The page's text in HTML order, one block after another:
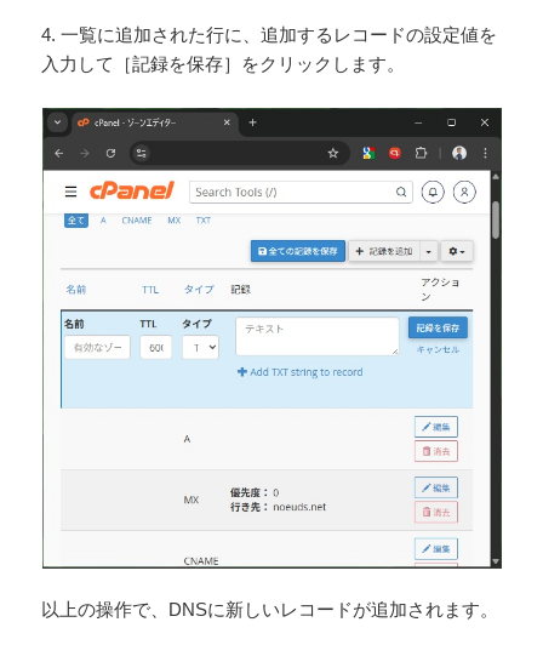
4. 一覧に追加された行に、追加するレコードの設定値を
入力して［記録を保存］をクリックします。
以上の操作で、DNSに新しいレコードが追加されます。